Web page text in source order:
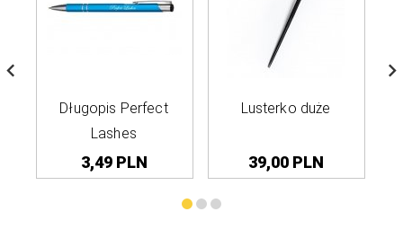
Długopis Perfect
Lashes
3,49 PLN
Lusterko duże
39,00 PLN